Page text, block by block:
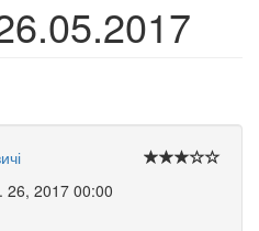
26, 2017 00:00